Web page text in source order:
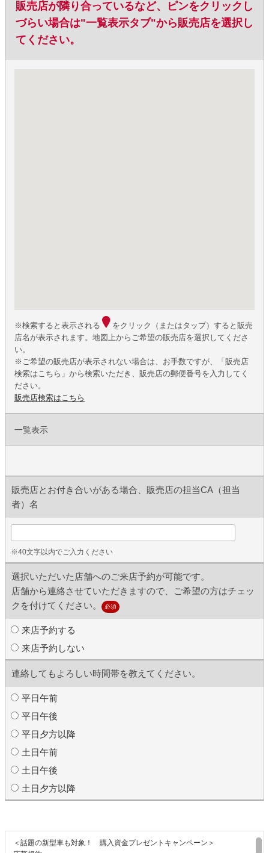
販売店が隣り合っているなど、ピンをクリックし
づらい場合は"一覧表示タブ"から販売店を選択し
てください。
※検索すると表示される
をクリック（またはタップ）すると販売
店名が表示されます。地図上からご希望の販売店を選択してくださ
い。
※ご希望の販売店が表示されない場合は、お手数ですが、「販売店
検索はこちら」から検索いただき、販売店の郵便番号を入力してく
ださい。
販売店検索はこちら
一覧表示
販売店とお付き合いがある場合、販売店の担当CA（担当
者）名
※40文字以内でご入力ください
選択いただいた店舗へのご来店予約が可能です。
店舗から連絡させていただきますので、ご希望の方はチェッ
クを付けてください。
必須
来店予約する
来店予約しない
連絡してもよろしい時間帯を教えてください。
平日午前
平日午後
平日夕方以降
土日午前
土日午後
土日夕方以降
＜話題の新型車も対象！ 購入資金プレゼントキャンペーン＞